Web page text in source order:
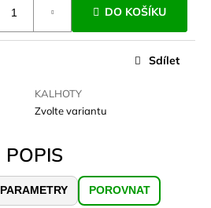
DO KOŠÍKU
KALHOTY
Zvolte variantu
Sdílet
POPIS
PARAMETRY POROVNAT